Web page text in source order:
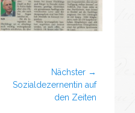
Nächster →
Nächster
Sozialdezernentin auf
den Zeiten